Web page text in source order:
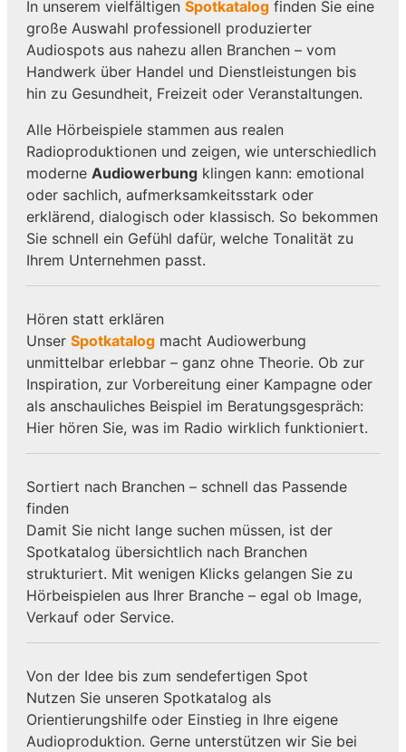
In unserem vielfältigen Spotkatalogfinden Sie eine
große Auswahl professionell produzierter
Audiospots aus nahezu allen Branchen – vom
Handwerk über Handel und Dienstleistungen bis
hin zu Gesundheit, Freizeit oder Veranstaltungen.
Alle Hörbeispiele stammen aus realen
Radioproduktionen und zeigen, wie unterschiedlich
moderne Audiowerbungklingen kann: emotional
oder sachlich, aufmerksamkeitsstark oder
erklärend, dialogisch oder klassisch. So bekommen
Sie schnell ein Gefühl dafür, welche Tonalität zu
Ihrem Unternehmen passt.
Hören statt erklären
Unser Spotkatalogmacht Audiowerbung
unmittelbar erlebbar – ganz ohne Theorie. Ob zur
Inspiration, zur Vorbereitung einer Kampagne oder
als anschauliches Beispiel im Beratungsgespräch:
Hier hören Sie, was im Radio wirklich funktioniert.
Sortiert nach Branchen – schnell das Passende
finden
Damit Sie nicht lange suchen müssen, ist der
Spotkatalog übersichtlich nach Branchen
strukturiert. Mit wenigen Klicks gelangen Sie zu
Hörbeispielen aus Ihrer Branche – egal ob Image,
Verkauf oder Service.
Von der Idee bis zum sendefertigen Spot
Nutzen Sie unseren Spotkatalog als
Orientierungshilfe oder Einstieg in Ihre eigene
Audioproduktion. Gerne unterstützen wir Sie bei